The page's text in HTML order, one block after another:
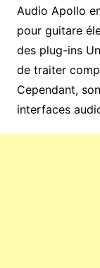
Audio Apollo
pour guitare
des plug-ins
de traiter
Cependant,
interfaces